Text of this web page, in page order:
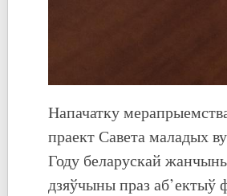
Напачатку
праект Савета маладых
Году беларускай
дзяўчыны праз аб’ектыў